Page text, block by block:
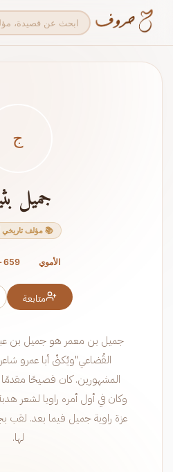
ج
جميل
📚 مؤلف
الأموي 659 — 710
متابعة
جميل بن معمر هو جميل بن
القُضاعي"ويُكنّى أبا عمرو
المشهورين. كان فصيحًا مقدمًا
وكان في أول أمره راويا لشعر
عزة راوية جميل فيما بعد. لقب
لها.